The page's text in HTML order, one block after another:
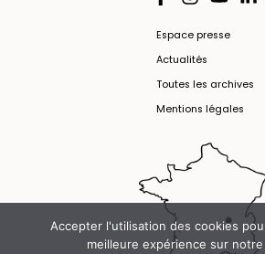
Espace presse
Actualités
Toutes les archives
Mentions légales
Accepter l'utilisation des cookies
meilleure expérience sur